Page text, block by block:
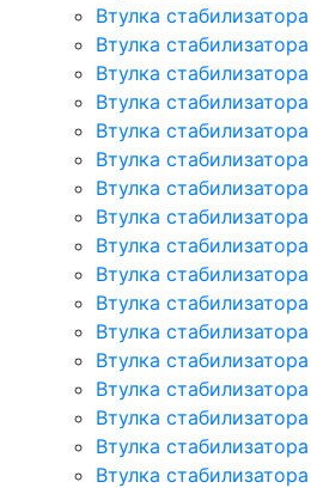
Втулка
Втулка
Втулка
Втулка
Втулка
Втулка
Втулка
Втулка
Втулка
Втулка стабилизатора
Втулка
Втулка
Втулка
Втулка
Втулка
Втулка
Втулка